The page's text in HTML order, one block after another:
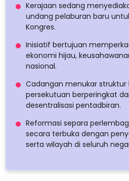
Kerajaan sedang
undang pelaburan baru
Kongres.
Inisiatif bertujuan
ekonomi hijau,
nasional.
Cadangan menukar
persekutuan berperingkat
desentralisasi pentadbiran.
Reformasi separa
secara terbuka dengan
serta wilayah di seluruh